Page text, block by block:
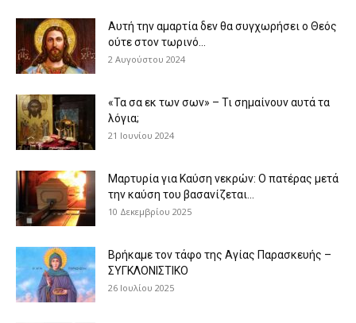
Αυτή την αμαρτία δεν θα συγχωρήσει ο Θεός
ούτε στον τωρινό...
2 Αυγούστου 2024
«Τα σα εκ των σων» – Τι σημαίνουν αυτά τα
λόγια;
21 Ιουνίου 2024
Μαρτυρία για Καύση νεκρών: Ο πατέρας μετά
την καύση του βασανίζεται...
10 Δεκεμβρίου 2025
Βρήκαμε τον τάφο της Αγίας Παρασκευής –
ΣΥΓΚΛΟΝΙΣΤΙΚΟ
26 Ιουλίου 2025